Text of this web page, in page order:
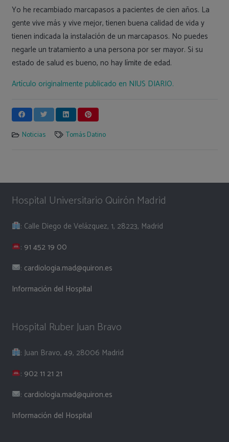
Yo he recambiado marcapasos a pacientes de cien años. La
gente vive más y vive mejor, tienen buena calidad de vida y
tienen indicada la instalación de un marcapasos. No puedes
negarle un tratamiento a una persona por ser mayor. Si su
estado de salud es bueno, no hay límite de edad.
Artículo originalmente publicado en NIUS DIARIO.
Noticias Tomás Datino
Hospital Universitario Quirón Madrid
: Calle Diego de Velázquez, 1, 28223, Madrid
: 91 452 19 00
: cardiologia.mad@quiron.es
Información del Hospital
Hospital Ruber Juan Bravo
: Juan Bravo, 49, 28006 Madrid
: 902 11 21 21
: cardiologia.mad@quiron.es
Información del Hospital